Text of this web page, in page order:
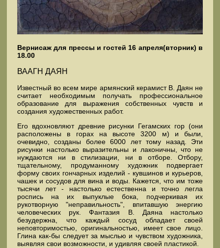
Вернисаж для прессы и гостей 16 апреля(вторник) в
18.00
ВААГН ДАЯН
Известный во всем мире армянский керамист В. Даян не
считает необходимым получать профессиональное
образование для выражения собственных чувств и
создания художественных работ.
Его вдохновляют древние рисунки Гегамских гор (они
расположены в горах на высоте 3200 м) и были,
очевидно, созданы более 6000 лет тому назад. Эти
рисунки настолько выразительны и лаконичны, что не
нуждаются ни в стилизации, ни в отборе. Отбору,
тщательному, продуманному художник подвергает
форму своих гончарных изделий - кувшинов и курьеров,
чашек и сосудов для вина и воды. Кажется, что им тоже
тысячи лет - настолько естественна и точно легла
роспись на их выпуклые бока, подчеркивая их
рукотворную "неправильность", впитавшую энергию
человеческих рук. Фантазия В. Даяна настолько
безудержна, что каждый сосуд обладает своей
неповторимостью, оригинальностью, имеет свое лицо.
Глина как-бы следует за мыслью и чувством художника,
выявляя свои возможности, и удивляя своей пластикой.